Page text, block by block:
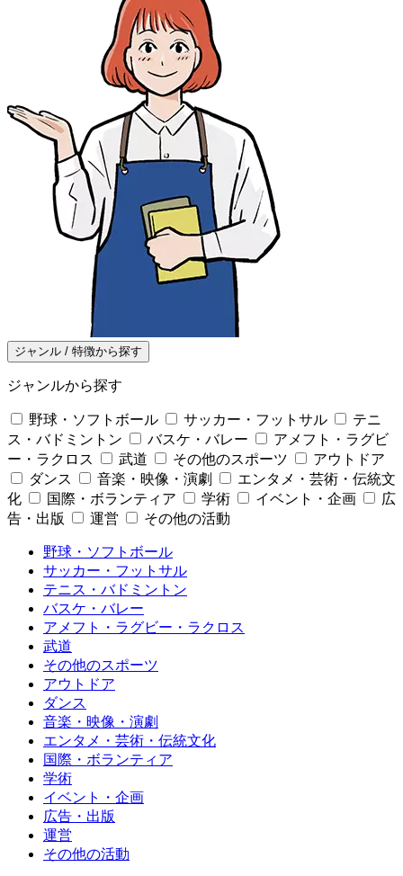
ジャンル / 特徴から探す
ジャンルから探す
野球・ソフトボール サッカー・フットサル
テニ
ス・バドミントン
バスケ・バレー
アメフト・ラグビ
ー・ラクロス
武道 その他のスポーツ
アウトドア
ダンス
音楽・映像・演劇
エンタメ・芸術・伝統文
化
国際・ボランティア 学術 イベント・企画
広
告・出版
運営 その他の活動
野球・ソフトボール
サッカー・フットサル
テニス・バドミントン
バスケ・バレー
アメフト・ラグビー・ラクロス
武道
その他のスポーツ
アウトドア
ダンス
音楽・映像・演劇
エンタメ・芸術・伝統文化
国際・ボランティア
学術
イベント・企画
広告・出版
運営
その他の活動